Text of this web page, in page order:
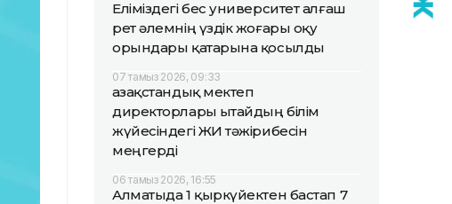
Еліміздегі бес университет алғаш
рет әлемнің үздік жоғары оқу
орындары қатарына қосылды
07 тамыз 2026, 09:33
Қазақстандық мектеп
директорлары Қытайдың білім
жүйесіндегі ЖИ тәжірибесін
меңгерді
06 тамыз 2026, 16:55
Алматыда 1 қыркүйектен бастап 7